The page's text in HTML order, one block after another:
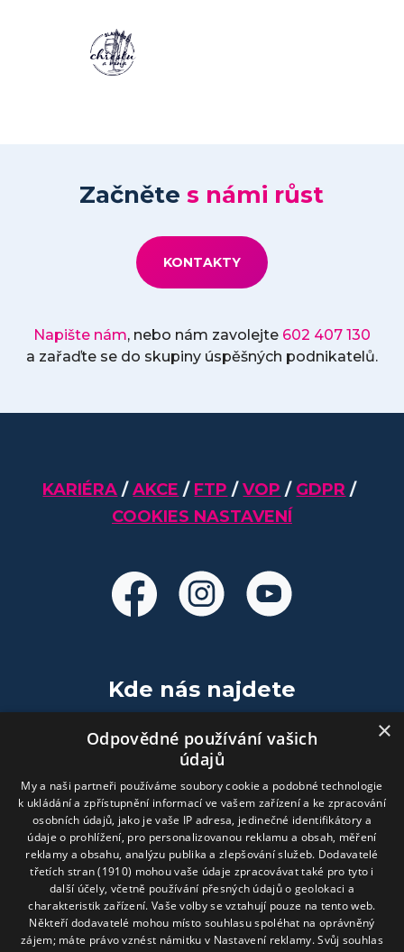
Začnětes námi růst
KONTAKTY
Napište nám, nebo nám zavolejte 602 407 130
a zařaďte se do skupiny úspěšných podnikatelů.
KARIÉRA / AKCE / FTP / VOP / GDPR /
COOKIES NASTAVENÍ
Kde nás najdete
Relative design s.r.o.
Komenského nám. 141
2. patro
674 01 Třebíč
602 407 130
info@relative.cz
Fakturační údaje
×
Odpovědné používání vašich
údajů
My a naši partneři používáme soubory cookie a podobné technologie
k ukládání a zpřístupnění informací ve vašem zařízení a ke zpracování
osobních údajů, jako je vaše IP adresa, jedinečné identifikátory a
údaje o prohlížení, pro personalizovanou reklamu a obsah, měření
reklamy a obsahu, analýzu publika a zlepšování služeb. Dodavatelé
třetích stran (1910) mohou vaše údaje zpracovávat také pro tyto i
další účely, včetně používání přesných údajů o geolokaci a
charakteristik zařízení. Vaše volby se vztahují pouze na tento web.
Někteří dodavatelé mohou místo souhlasu spoléhat na oprávněný
zájem; máte právo vznést námitku v Nastavení reklamy. Svůj souhlas